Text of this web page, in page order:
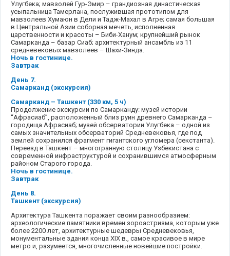
Улугбека; мавзолей Гур-Эмир – грандиозная династическая
усыпальница Тамерлана, послужившая прототипом для
мавзолеев Хумаюн в Дели и Тадж-Махал в Агре; самая большая
в Центральной Азии соборная мечеть, исполненная
царственности и красоты – Биби-Ханум; крупнейший рынок
Самарканда – базар Сиаб; архитектурный ансамбль из 11
средневековых мавзолеев – Шахи-Зинда.
Ночь в гостинице.
Завтрак
День 7.
Самарканд (экскурсия)
Самарканд – Ташкент (330 км, 5 ч)
Продолжение экскурсии по Самарканду: музей истории
“Афрасиаб”, расположенный близ руин древнего Самарканда –
городища Афрасиаб; музей обсерватории Улугбека – одной из
самых значительных обсерваторий Средневековья, где под
землей сохранился фрагмент гигантского угломера (секстанта).
Переезд в Ташкент – многогранную столицу Узбекистана с
современной инфраструктурой и сохранившимся атмосферным
районом Старого города.
Ночь в гостинице.
Завтрак
День 8.
Ташкент (экскурсия)
Архитектура Ташкента поражает своим разнообразием:
археологические памятники времен зороастризма, которым уже
более 2200 лет, архитектурные шедевры Средневековья,
монументальные здания конца XIX в., самое красивое в мире
метро и, разумеется, многочисленные новейшие постройки.